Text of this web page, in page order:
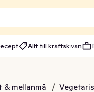
Allt till kräftskivan
& mellanmål /